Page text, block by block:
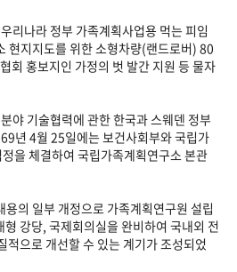
물 행정박물 영상 기록물
년 50+1주년 광장
리나라 정부 가족계획사업용 먹는 피임
현지지도를 위한 소형차량(랜드로버) 80
회 홍보지인 가정의 벗 발간 지원 등 물자
야 기술협력에 관한 한국과 스웨덴 정부
년 4월 25일에는 보건사회부와 국립가
을 체결하여 국립가족계획연구소 본관
의 일부 개정으로 가족계획연구원 설립
강당, 국제회의실을 완비하여 국내외 전
적으로 개선할 수 있는 계기가 조성되었